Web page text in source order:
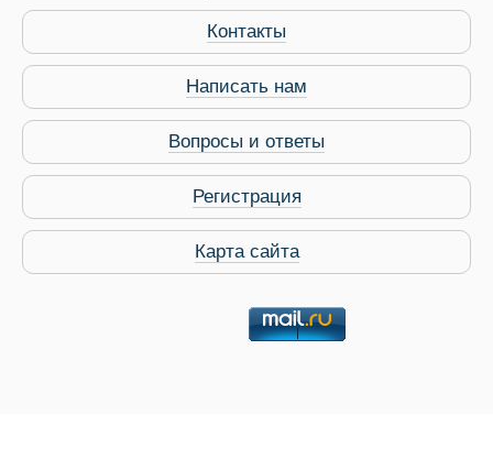
Контакты
Написать нам
Вопросы и ответы
Регистрация
Карта сайта